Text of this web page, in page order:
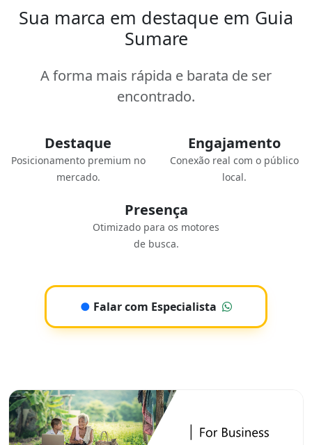
Sua marca em destaque em Guia
Sumare
A forma mais rápida e barata de ser
encontrado.
Destaque
Posicionamento premium no
mercado.
Engajamento
Conexão real com o público
local.
Presença
Otimizado para os motores
de busca.
● Falar com Especialista